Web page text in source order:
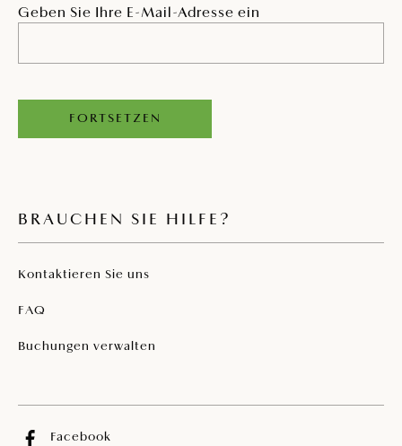
Geben Sie Ihre E-Mail-Adresse ein
FORTSETZEN
BRAUCHEN SIE HILFE?
Kontaktieren Sie uns
FAQ
Buchungen verwalten
Facebook